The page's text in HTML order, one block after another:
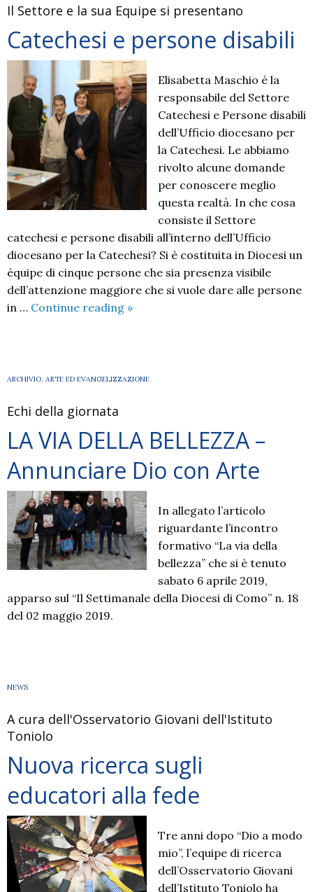
Il Settore e la sua Equipe si presentano
Catechesi e persone disabili
Elisabetta Maschio è la
responsabile del Settore
Catechesi e Persone disabili
dell’Ufficio diocesano per
la Catechesi. Le abbiamo
rivolto alcune domande
per conoscere meglio
questa realtà. In che cosa
consiste il Settore
catechesi e persone disabili all’interno dell’Ufficio
diocesano per la Catechesi? Si è costituita in Diocesi un
équipe di cinque persone che sia presenza visibile
dell’attenzione maggiore che si vuole dare alle persone
in … Continue reading Catechesi
»
ARCHIVIO, ARTE ED EVANGELIZZAZIONE
Echi della giornata
LA VIA DELLA BELLEZZA –
Annunciare Dio con Arte
In allegato l’articolo
riguardante l’incontro
formativo “La via della
bellezza” che si è tenuto
sabato 6 aprile 2019,
apparso sul “Il Settimanale della Diocesi di Como” n. 18
del 02 maggio 2019.
NEWS
A cura dell'Osservatorio Giovani dell'Istituto
Toniolo
Nuova ricerca sugli
educatori alla fede
Tre anni dopo “Dio a modo
mio”, l’equipe di ricerca
dell’Osservatorio Giovani
dell’Istituto Toniolo ha